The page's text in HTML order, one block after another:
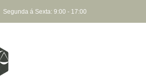
Segunda á Sexta: 9:00 - 17:00